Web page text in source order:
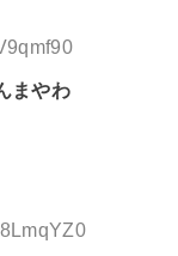
まやわ